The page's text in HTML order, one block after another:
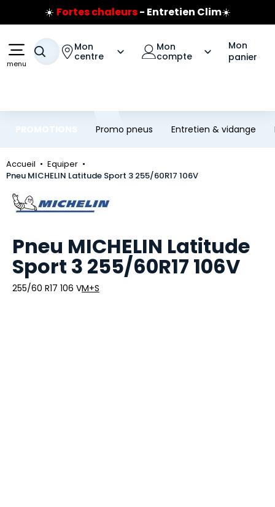
Aller au contenu principal
Aller à la navigation
☀️ Fortes chaleurs- Entretien Clim☀️
Prix coûtant pneus Bridgestone
Jusqu'à 120€ remboursés
sur les pneus Bridgestone
menu
Votre recherche
Mon
centre
Mon
compte
Mon
panier
Promo pneus Entretien & vidange
Accueil
Equiper
Pneu MICHELIN Latitude Sport 3 255/60R17 106V
Marque
Pneu MICHELIN Latitude
Sport 3 255/60R17 106V
255/60 R17 106 VM+S